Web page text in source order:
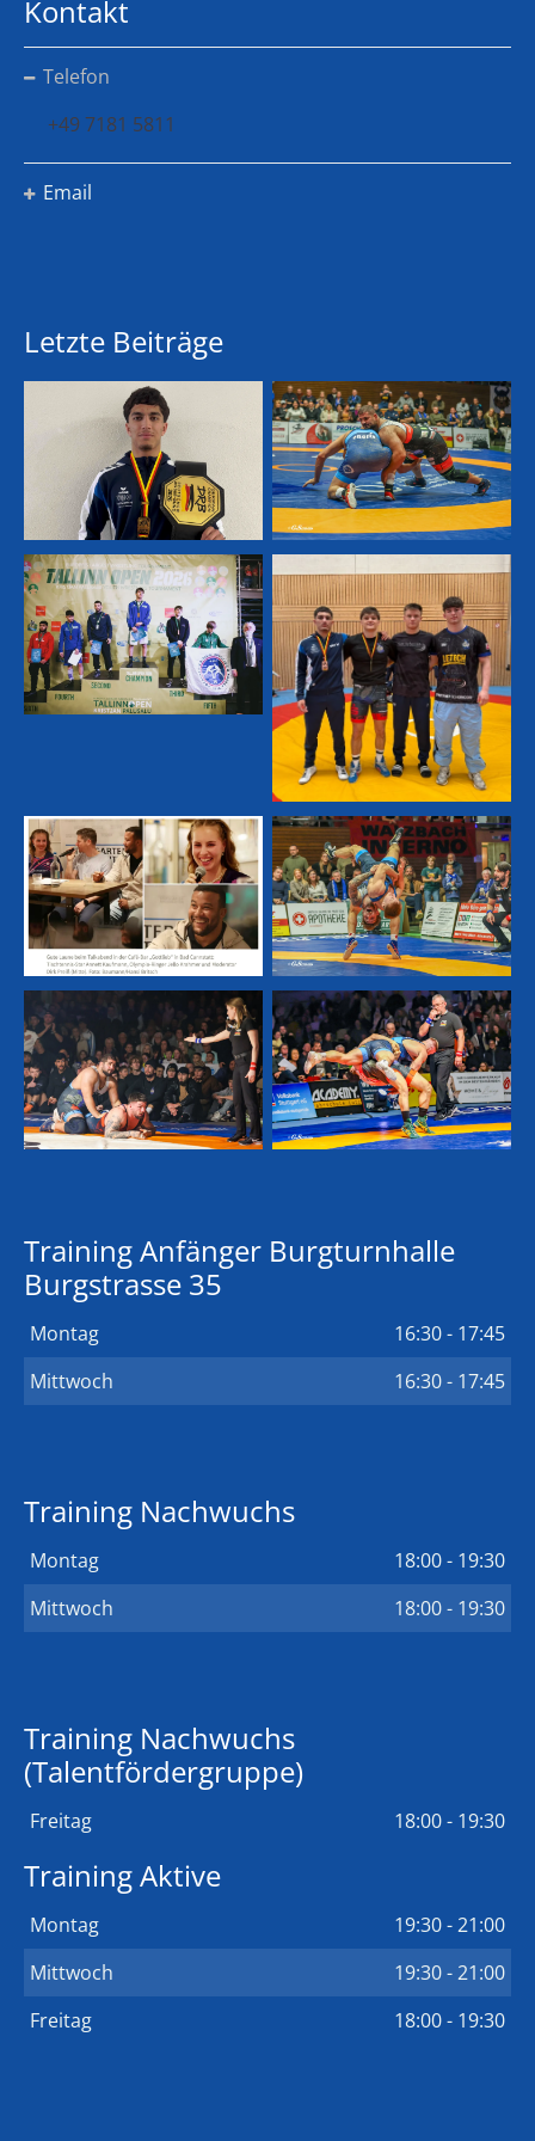
Kontakt
Telefon
+49 7181 5811
Email
Letzte Beiträge
Training Anfänger Burgturnhalle
Burgstrasse 35
Montag
16:30 - 17:45
Mittwoch
16:30 - 17:45
Training Nachwuchs
Montag
18:00 - 19:30
Mittwoch
18:00 - 19:30
Training Nachwuchs
(Talentfördergruppe)
Freitag 18:00 - 19:30
Training Aktive
Montag
19:30 - 21:00
Mittwoch
19:30 - 21:00
Freitag
18:00 - 19:30